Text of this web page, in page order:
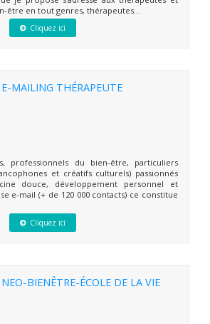
être en tout genres, thérapeutes...
Cliquez ici
E-MAILING THÉRAPEUTE
professionnels du bien-être, particuliers
et créatifs culturels) passionnés
douce, développement personnel et
e-mail (+ de 120 000 contacts) ce constitue
Cliquez ici
NEO-BIENÊTRE-ÉCOLE DE LA VIE